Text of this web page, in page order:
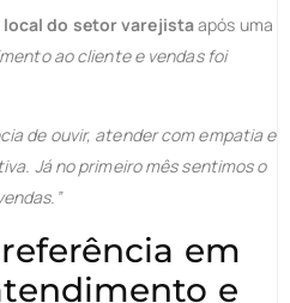
do setor varejistaapós uma
ao cliente e vendas foi
de ouvir, atender com empatia e
Já no primeiro mês sentimos o
em
e